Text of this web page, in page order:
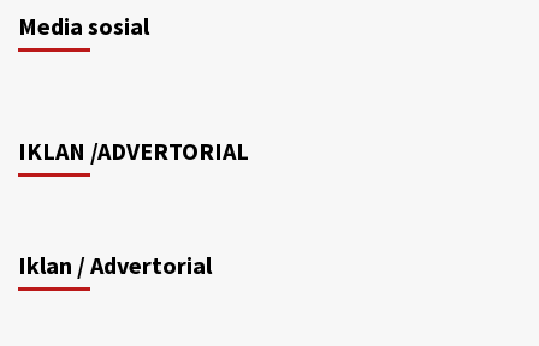
Media sosial
IKLAN /ADVERTORIAL
Iklan / Advertorial